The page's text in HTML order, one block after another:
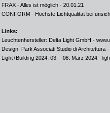
FRAX - Alles ist möglich - 20.01.21
CONFORM - Höchste Lichtqualität bei
Links:
Leuchtenhersteller: Delta Light GmbH -
Design: Park Associati Studio di Architettura -
Light+Building 2024: 03. - 08. März 2024 -